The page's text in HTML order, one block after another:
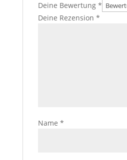
Deine Bewertung *
Deine Rezension *
Name *